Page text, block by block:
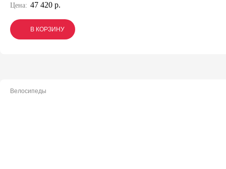
Цена: 47 420 р.
В КОРЗИНУ
В КОРЗИНУ
В КОРЗИНУ
Велосипеды